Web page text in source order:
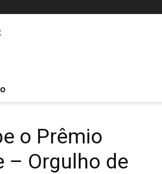
o Prêmio
– Orgulho de